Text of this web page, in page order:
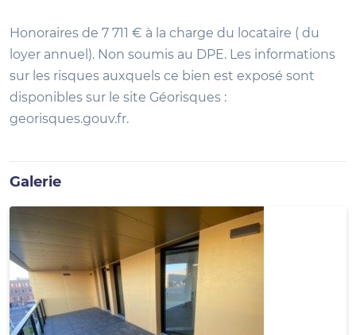
Honoraires de 7 711 € à la charge du locataire ( du
loyer annuel). Non soumis au DPE. Les informations
sur les risques auxquels ce bien est exposé sont
disponibles sur le site Géorisques :
georisques.gouv.fr.
Galerie